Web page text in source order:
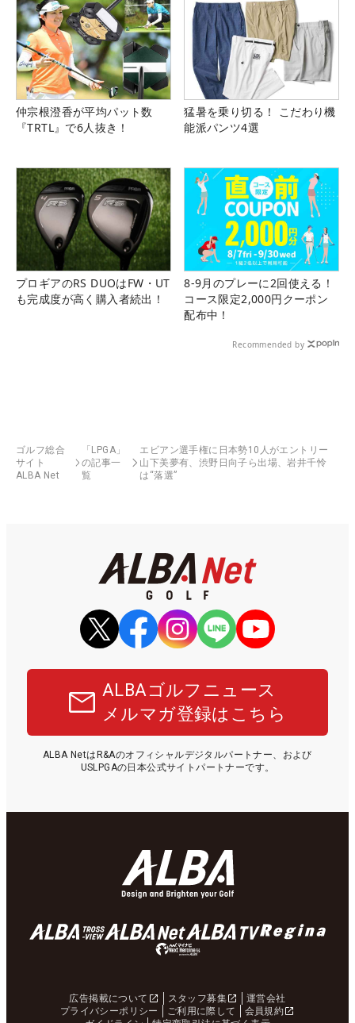
仲宗根澄香が平均パット数
『TRTL』で6人抜き！
猛暑を乗り切る！ こだわり機
能派パンツ4選
プロギアのRS DUOはFW・UT
も完成度が高く購入者続出！
8-9月のプレーに2回使える！
コース限定2,000円クーポン
配布中！
Recommended by
ゴルフ総合
サイト
ALBA Net
「LPGA」
の記事一
覧
エビアン選手権に日本勢10人がエントリー
山下美夢有、渋野日向子ら出場、岩井千怜
は“落選”
ALBAゴルフニュース
メルマガ登録はこちら
ALBA NetはR&Aのオフィシャルデジタルパートナー、および
USLPGAの日本公式サイトパートナーです。
広告掲載について スタッフ募集
運営会社
プライバシーポリシー
ご利用に際して
会員規約